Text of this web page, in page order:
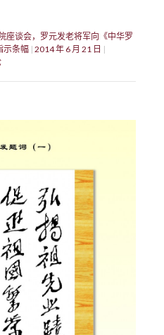
座谈会，罗元发老将军向《中华罗
示条幅 2014 年 6 月 21 日